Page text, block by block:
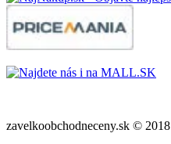
zavelkoobchodneceny.sk © 2018